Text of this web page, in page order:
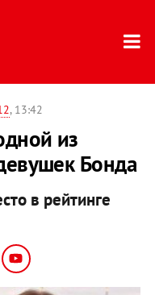
, 13:42
из
Бонда
в рейтинге